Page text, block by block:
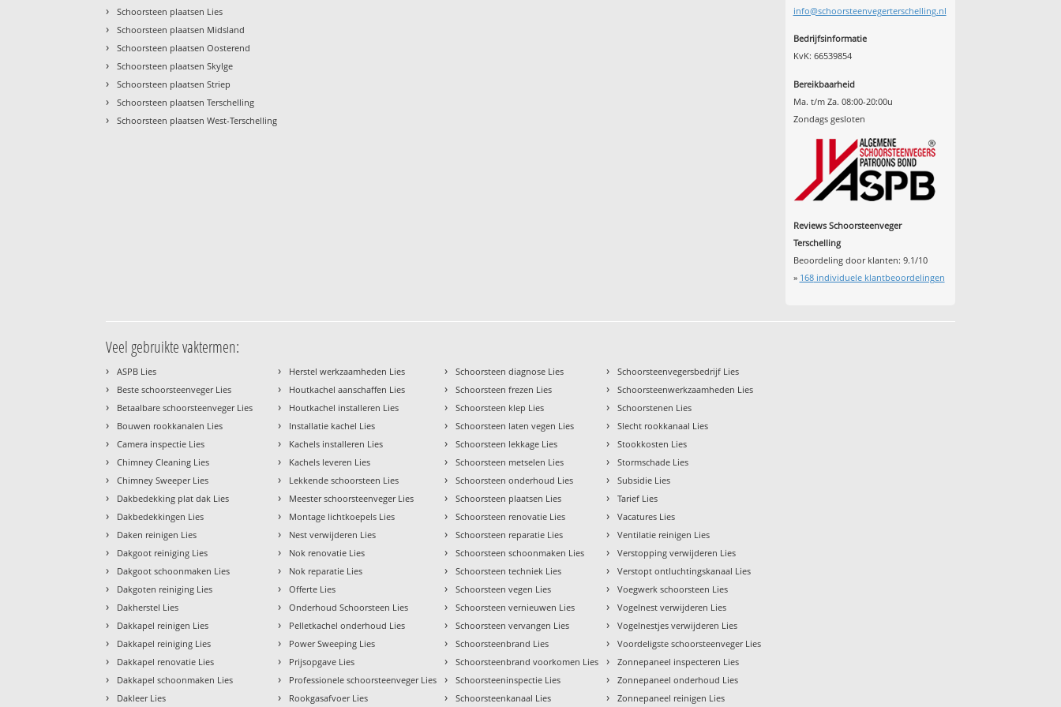
›
Schoorsteen plaatsen Lies
› Schoorsteen plaatsen Midsland
› Schoorsteen plaatsen Oosterend
› Schoorsteen plaatsen Skylge
› Schoorsteen plaatsen Striep
› Schoorsteen plaatsen Terschelling
› Schoorsteen plaatsen West-Terschelling
info@schoorsteenvegerterschelling.nl
Bedrijfsinformatie
KvK: 66539854
Bereikbaarheid
Ma. t/m Za. 08:00-20:00u
Zondags gesloten
Reviews Schoorsteenveger
Terschelling
Beoordeling door klanten: 9.1/10
» 168individuele klantbeoordelingen
Veel gebruikte vaktermen:
› ASPB Lies
› Beste schoorsteenveger Lies
› Betaalbare schoorsteenveger Lies
› Bouwen rookkanalen Lies
› Camera inspectie Lies
› Chimney Cleaning Lies
› Chimney Sweeper Lies
› Dakbedekking plat dak Lies
› Dakbedekkingen Lies
› Daken reinigen Lies
› Dakgoot reiniging Lies
› Dakgoot schoonmaken Lies
› Dakgoten reiniging Lies
› Dakherstel Lies
› Dakkapel reinigen Lies
› Dakkapel reiniging Lies
› Dakkapel renovatie Lies
› Dakkapel schoonmaken Lies
› Dakleer Lies
› Herstel werkzaamheden Lies
› Houtkachel aanschaffen Lies
› Houtkachel installeren Lies
› Installatie kachel Lies
› Kachels installeren Lies
› Kachels leveren Lies
› Lekkende schoorsteen Lies
› Meester schoorsteenveger Lies
› Montage lichtkoepels Lies
› Nest verwijderen Lies
› Nok renovatie Lies
› Nok reparatie Lies
› Offerte Lies
› Onderhoud Schoorsteen Lies
› Pelletkachel onderhoud Lies
› Power Sweeping Lies
› Prijsopgave Lies
› Professionele schoorsteenveger Lies
› Rookgasafvoer Lies
› Schoorsteen diagnose Lies
› Schoorsteen frezen Lies
› Schoorsteen klep Lies
› Schoorsteen laten vegen Lies
› Schoorsteen lekkage Lies
› Schoorsteen metselen Lies
› Schoorsteen onderhoud Lies
› Schoorsteen plaatsen Lies
› Schoorsteen renovatie Lies
› Schoorsteen reparatie Lies
› Schoorsteen schoonmaken Lies
› Schoorsteen techniek Lies
› Schoorsteen vegen Lies
› Schoorsteen vernieuwen Lies
› Schoorsteen vervangen Lies
› Schoorsteenbrand Lies
› Schoorsteenbrand voorkomen Lies
› Schoorsteeninspectie Lies
› Schoorsteenkanaal Lies
› Schoorsteenvegersbedrijf Lies
› Schoorsteenwerkzaamheden Lies
› Schoorstenen Lies
› Slecht rookkanaal Lies
› Stookkosten Lies
› Stormschade Lies
› Subsidie Lies
› Tarief Lies
› Vacatures Lies
› Ventilatie reinigen Lies
› Verstopping verwijderen Lies
› Verstopt ontluchtingskanaal Lies
› Voegwerk schoorsteen Lies
› Vogelnest verwijderen Lies
› Vogelnestjes verwijderen Lies
› Voordeligste schoorsteenveger Lies
› Zonnepaneel inspecteren Lies
› Zonnepaneel onderhoud Lies
› Zonnepaneel reinigen Lies